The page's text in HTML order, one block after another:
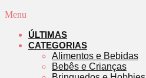
Menu
ÚLTIMAS
CATEGORIAS
Alimentos e Bebidas
Bebês e Crianças